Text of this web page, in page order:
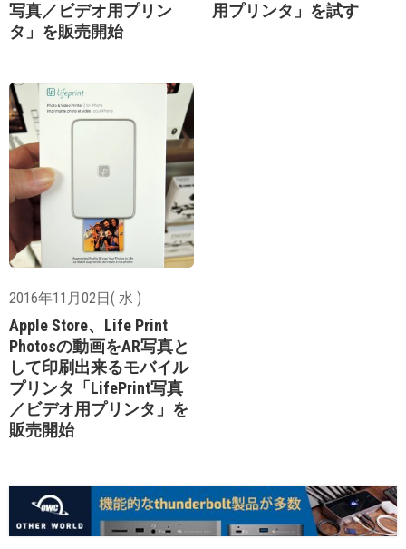
写真／ビデオ用プリン
タ」を販売開始
用プリンタ」を試す
2016年11月02日( 水 )
Apple Store、Life Print
Photosの動画をAR写真と
して印刷出来るモバイル
プリンタ「LifePrint写真
／ビデオ用プリンタ」を
販売開始